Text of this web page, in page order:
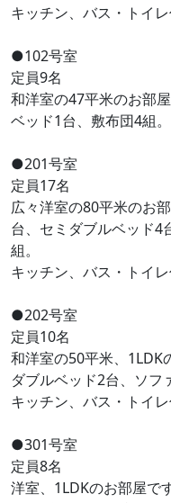
キッチン、バス・トイレ
●102号室
定員9名
和洋室の47平米のお部
ベッド1台、敷布団4組
●201号室
定員17名
広々洋室の80平米のお
台、セミダブルベッド4
組。
キッチン、バス・トイレ
●202号室
定員10名
和洋室の50平米、1LDK
ダブルベッド2台、ソフ
キッチン、バス・トイレ
●301号室
定員8名
洋室、1LDKのお部屋で